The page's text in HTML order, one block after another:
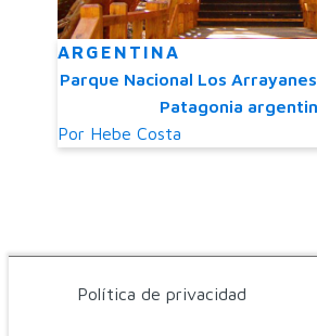
ARGENTINA
Parque Nacional Los
Patagonia
Por Hebe Costa
Política de privacidad